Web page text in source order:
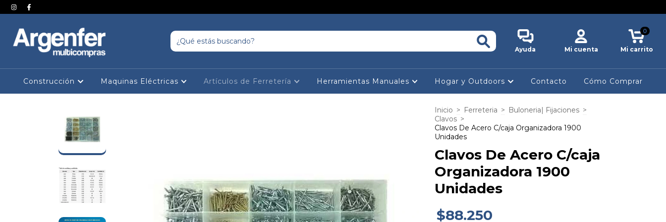
Ayuda Mi cuenta Mi carrito
0
Construcción Maquinas Eléctricas Artículos de Ferretería Herramientas Manuales Hogar y Outdoors Contacto Cómo Comprar
Inicio > Ferreteria > Buloneria| Fijaciones >
Clavos >
Clavos De Acero C/caja Organizadora 1900
Unidades
Clavos De Acero C/caja
Organizadora 1900
Unidades
$88.250